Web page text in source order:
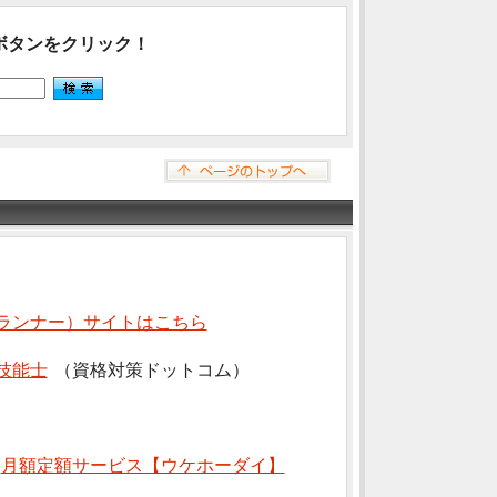
タンをクリック！
ンナー）サイトはこちら
能士 （資格対策ドットコム）
月額定額サービス【ウケホーダイ】